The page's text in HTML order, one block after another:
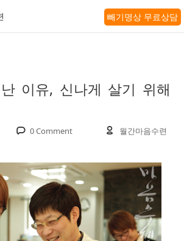
빼기명상 무료상담
이유, 신나게 살기 위해
0 Comment
월간마음수련